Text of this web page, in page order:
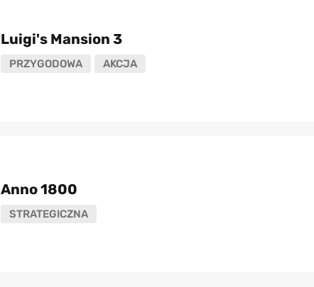
Luigi's Mansion 3
PRZYGODOWA AKCJA
Anno 1800
STRATEGICZNA